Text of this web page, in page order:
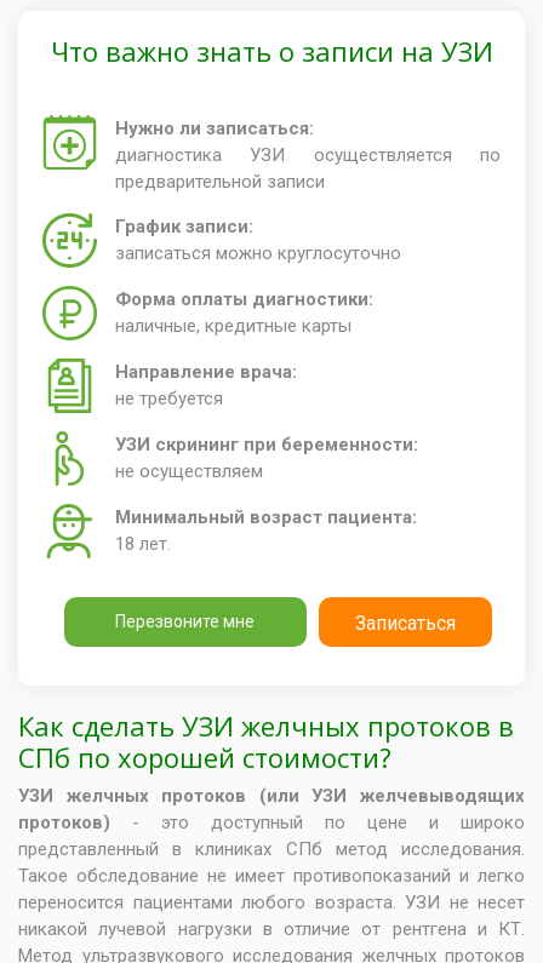
Что важно знать о записи на УЗИ
Нужно ли записаться:
диагностика УЗИ осуществляется по
предварительной записи
График записи:
записаться можно круглосуточно
Форма оплаты диагностики:
наличные, кредитные карты
Направление врача:
не требуется
УЗИ скрининг при беременности:
не осуществляем
Минимальный возраст пациента:
18 лет.
Перезвоните мне Записаться
Как сделать УЗИ желчных протоков в
СПб по хорошей стоимости?
УЗИ желчных протоков (или УЗИ желчевыводящих
протоков) - это доступный по цене и широко
представленный в клиниках СПб метод исследования.
Такое обследование не имеет противопоказаний и легко
переносится пациентами любого возраста. УЗИ не несет
никакой лучевой нагрузки в отличие от рентгена и КТ.
Метод ультразвукового исследования желчных протоков